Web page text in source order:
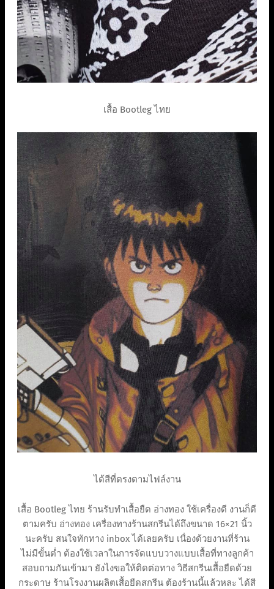
เสื้อ Bootleg ไทย
ได้สีที่ตรงตามไฟล์งาน
เสื้อ Bootleg ไทย ร้านรับทำเสื้อยืด อ่างทอง ใช้เครื่องดี งานก็ดี
ตามครับ อ่างทอง เครื่องทางร้านสกรีนได้ถึงขนาด 16×21 นิ้ว
นะครับ สนใจทักทาง inbox ได้เลยครับ เนื่องด้วยงานที่ร้าน
ไม่มีขั้นต่ำ ต้องใช้เวลาในการจัดแบบวางแบบเสื้อที่ทางลูกค้า
สอบถามกันเข้ามา ยังไงขอให้ติดต่อทาง วิธีสกรีนเสื้อยืดด้วย
กระดาษ ร้านโรงงานผลิตเสื้อยืดสกรีน ต้องร้านนี้แล้วหละ ได้สี